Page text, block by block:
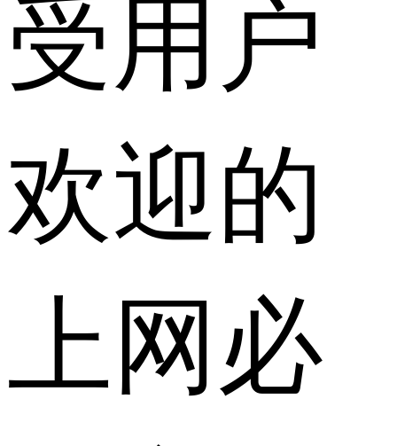
受用户
欢迎的
上网必